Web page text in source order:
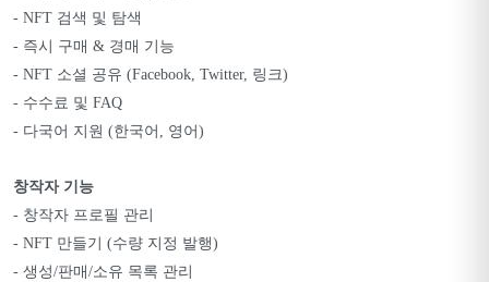
- NFT 검색 및 탐색
- 즉시 구매 & 경매 기능
- NFT 소셜 공유 (Facebook, Twitter, 링크)
- 수수료 및 FAQ
- 다국어 지원 (한국어, 영어)
창작자 기능
- 창작자 프로필 관리
- NFT 만들기 (수량 지정 발행)
- 생성/판매/소유 목록 관리